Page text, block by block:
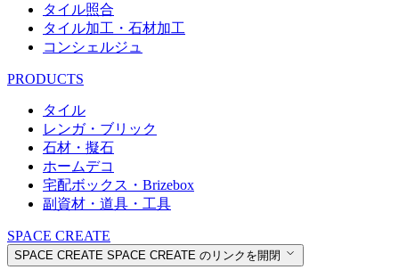
タイル照合
タイル加工・石材加工
コンシェルジュ
PRODUCTS
タイル
レンガ・ブリック
石材・擬石
ホームデコ
宅配ボックス・Brizebox
副資材・道具・工具
SPACE CREATE
SPACE CREATE SPACE CREATE のリンクを開閉